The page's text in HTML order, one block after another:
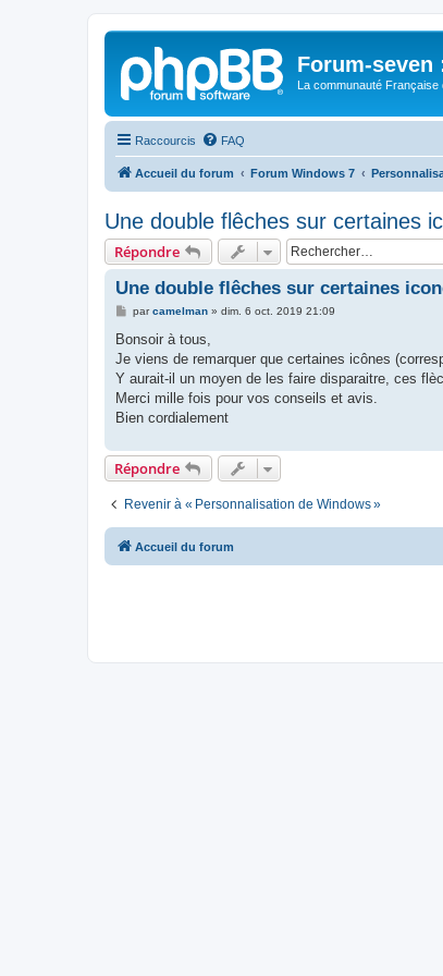
Forum-seven
La communauté Française
Raccourcis FAQ
Accueil du forum Forum Windows 7
Une double flêches sur certaines
Répondre
Une double flêches sur certaines
M
s
a
g
parcamelman» dim. 6 oct. 2019 21:09
Bonsoir à tous,
Je viens de remarquer que certaines icônes
Y aurait-il un moyen de les faire disparaitre, ces
Merci mille fois pour vos conseils et avis.
Bien cordialement
Répondre
Revenir à « Personnalisation de Windows »
Accueil du forum